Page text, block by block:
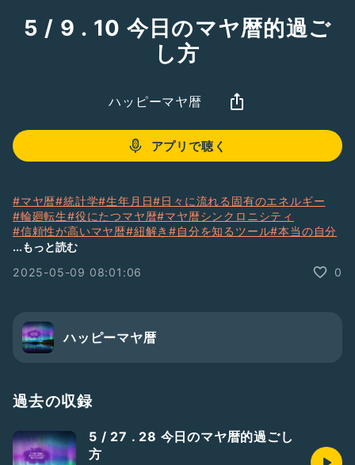
5 / 9 . 10 今日のマヤ暦的過ご
し方
ハッピーマヤ暦
アプリで聴く
#マヤ暦#統計学#生年月日#日々に流れる固有のエネルギー
#輪廻転生#役にたつマヤ暦#マヤ暦シンクロニシティ
#信頼性が高いマヤ暦#紐解き#自分を知るツール#本当の自分
#魂の方向性
...もっと読む
2025-05-09 08:01:06
0
ハッピーマヤ暦
過去の収録
5 / 27 . 28 今日のマヤ暦的過ごし
方